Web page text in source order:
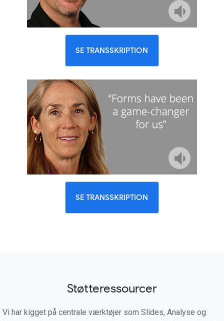
SE TRANSSKRIPTION
SE TRANSSKRIPTION
Støtteressourcer
Vi har kigget på centrale værktøjer som Slides, Analyse og